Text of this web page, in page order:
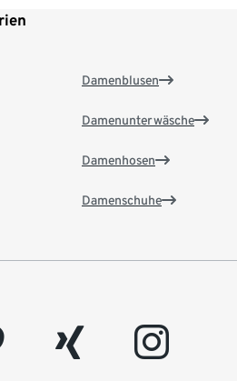
Damenblusen
Damenunterwäsche
Damenhosen
Damenschuhe
xing instagram